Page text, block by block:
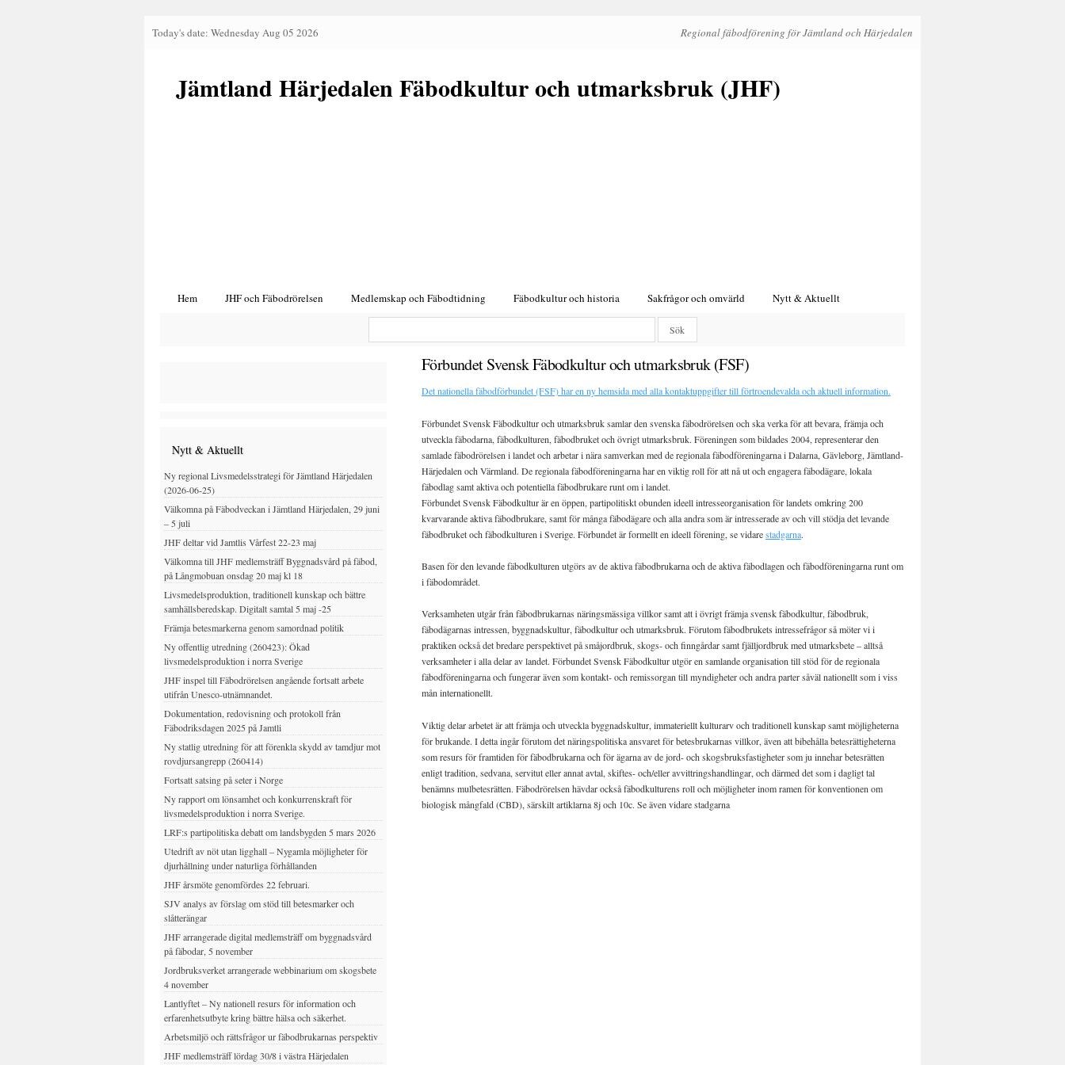
Regional fäbodförening för Jämtland och Härjedalen
Today's date: Wednesday Aug 05 2026
Jämtland Härjedalen Fäbodkultur och utmarksbruk (JHF)
Hem JHF och Fäbodrörelsen Medlemskap och Fäbodtidning Fäbodkultur och historia Sakfrågor och omvärld Nytt & Aktuellt
Förbundet Svensk Fäbodkultur och utmarksbruk (FSF)
Det nationella fäbodförbundet (FSF) har en ny hemsida med alla kontaktuppgifter till förtroendevalda och aktuell information.
Förbundet Svensk Fäbodkultur och utmarksbruk samlar den svenska fäbodrörelsen och ska verka för att bevara, främja och
utveckla fäbodarna, fäbodkulturen, fäbodbruket och övrigt utmarksbruk. Föreningen som bildades 2004, representerar den
samlade fäbodrörelsen i landet och arbetar i nära samverkan med de regionala fäbodföreningarna i Dalarna, Gävleborg, Jämtland-
Härjedalen och Värmland. De regionala fäbodföreningarna har en viktig roll för att nå ut och engagera fäbodägare, lokala
fäbodlag samt aktiva och potentiella fäbodbrukare runt om i landet.
Förbundet Svensk Fäbodkultur är en öppen, partipolitiskt obunden ideell intresseorganisation för landets omkring 200
kvarvarande aktiva fäbodbrukare, samt för många fäbodägare och alla andra som är intresserade av och vill stödja det levande
fäbodbruket och fäbodkulturen i Sverige. Förbundet är formellt en ideell förening, se vidarestadgarna.
Basen för den levande fäbodkulturen utgörs av de aktiva fäbodbrukarna och de aktiva fäbodlagen och fäbodföreningarna runt om
i fäbodområdet.
Verksamheten utgår från fäbodbrukarnas näringsmässiga villkor samt att i övrigt främja svensk fäbodkultur, fäbodbruk,
fäbodägarnas intressen, byggnadskultur, fäbodkultur och utmarksbruk. Förutom fäbodbrukets intressefrågor så möter vi i
praktiken också det bredare perspektivet på småjordbruk, skogs- och finngårdar samt fjälljordbruk med utmarksbete – alltså
verksamheter i alla delar av landet. Förbundet Svensk Fäbodkultur utgör en samlande organisation till stöd för de regionala
fäbodföreningarna och fungerar även som kontakt- och remissorgan till myndigheter och andra parter såväl nationellt som i viss
mån internationellt.
Viktig delar arbetet är att främja och utveckla byggnadskultur, immateriellt kulturarv och traditionell kunskap samt möjligheterna
för brukande. I detta ingår förutom det näringspolitiska ansvaret för betesbrukarnas villkor, även att bibehålla betesrättigheterna
som resurs för framtiden för fäbodbrukarna och för ägarna av de jord- och skogsbruksfastigheter som ju innehar betesrätten
enligt tradition, sedvana, servitut eller annat avtal, skiftes- och/eller avvittringshandlingar, och därmed det som i dagligt tal
benämns mulbetesrätten. Fäbodrörelsen hävdar också fäbodkulturens roll och möjligheter inom ramen för konventionen om
biologisk mångfald (CBD), särskilt artiklarna 8j och 10c. Se även vidare stadgarna
Nytt & Aktuellt
Ny regional Livsmedelsstrategi för Jämtland Härjedalen
(2026-06-25)
Välkomna på Fäbodveckan i Jämtland Härjedalen, 29 juni
– 5 juli
JHF deltar vid Jamtlis Vårfest 22-23 maj
Välkomna till JHF medlemsträff Byggnadsvård på fäbod,
på Långmobuan onsdag 20 maj kl 18
Livsmedelsproduktion, traditionell kunskap och bättre
samhällsberedskap. Digitalt samtal 5 maj -25
Främja betesmarkerna genom samordnad politik
Ny offentlig utredning (260423): Ökad
livsmedelsproduktion i norra Sverige
JHF inspel till Fäbodrörelsen angående fortsatt arbete
utifrån Unesco-utnämnandet.
Dokumentation, redovisning och protokoll från
Fäbodriksdagen 2025 på Jamtli
Ny statlig utredning för att förenkla skydd av tamdjur mot
rovdjursangrepp (260414)
Fortsatt satsing på seter i Norge
Ny rapport om lönsamhet och konkurrenskraft för
livsmedelsproduktion i norra Sverige.
LRF:s partipolitiska debatt om landsbygden 5 mars 2026
Utedrift av nöt utan ligghall – Nygamla möjligheter för
djurhållning under naturliga förhållanden
JHF årsmöte genomfördes 22 februari.
SJV analys av förslag om stöd till betesmarker och
slåtterängar
JHF arrangerade digital medlemsträff om byggnadsvård
på fäbodar, 5 november
Jordbruksverket arrangerade webbinarium om skogsbete
4 november
Lantlyftet – Ny nationell resurs för information och
erfarenhetsutbyte kring bättre hälsa och säkerhet.
Arbetsmiljö och rättsfrågor ur fäbodbrukarnas perspektiv
JHF medlemsträff lördag 30/8 i västra Härjedalen